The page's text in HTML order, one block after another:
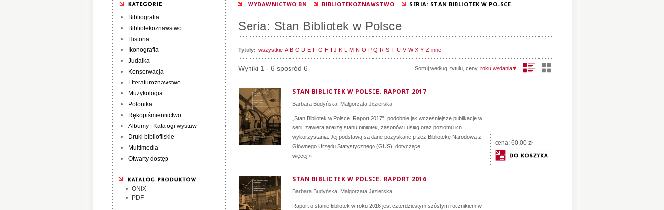
Bibliografia
Bibliotekoznawstwo
Historia
Ikonografia
Judaika
Konserwacja
Literaturoznawstwo
Muzykologia
Polonika
Rękopiśmiennictwo
Albumy | Katalogi wystaw
Druki bibliofilskie
Multimedia
Otwarty dostęp
ONIX
PDF
WYDAWNICTWO BN BIBLIOTEKOZNAWSTWO SERIA: STAN BIBLIOTEK W POLSCE
Seria: Stan Bibliotek w Polsce
Tytuły: wszystkie A B C D E F G H I J K L M N O P Q R S T U V W X Y Z inne
Sortuj według: tytułu ceny, roku wydania
Wyniki 1 - 6 sposród 6
STAN BIBLIOTEK W POLSCE. RAPORT 2017
Barbara Budyńska Małgorzata Jezierska
„Stan Bibliotek w Polsce. Raport 2017”, podobnie jak wcześniejsze publikacje w
serii, zawiera analizę stanu bibliotek, zasobów i usług oraz poziomu ich
wykorzystania. Jej podstawą są dane pozyskane przez Bibliotekę Narodową z
Głównego Urzędu Statystycznego (GUS), dotyczące...
więcej »
cena: 60,00 zł
STAN BIBLIOTEK W POLSCE. RAPORT 2016
Barbara Budyńska Małgorzata Jezierska
Raport o stanie bibliotek w roku 2016 jest czterdziestym szóstym rocznikiem w